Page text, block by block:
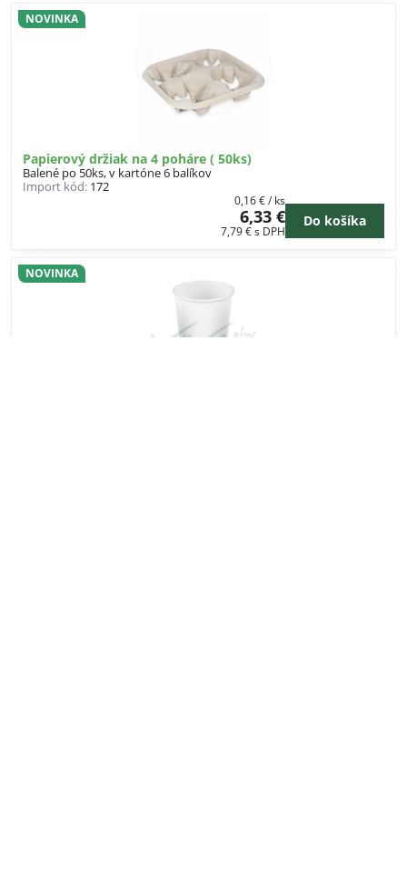
Papierový držiak na 4 poháre ( 50ks)
NOVINKA
Balené po 50ks, v kartóne 6 balíkov
Import kód: 172
6,33 €
7,79 €s DPH
0,16 €/ ks
Do košíka
NOVINKA